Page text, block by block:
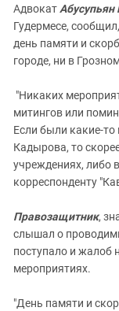
Адвокат Абусупьян
Гудермесе,
день памяти и
городе, ни в
"Никаких
митингов или
Если были какие-
Кадырова, то
учреждениях, либо
корреспонденту
‎Правозащитник,
слышал о
поступало и жалоб
мероприятиях.
"День памяти и